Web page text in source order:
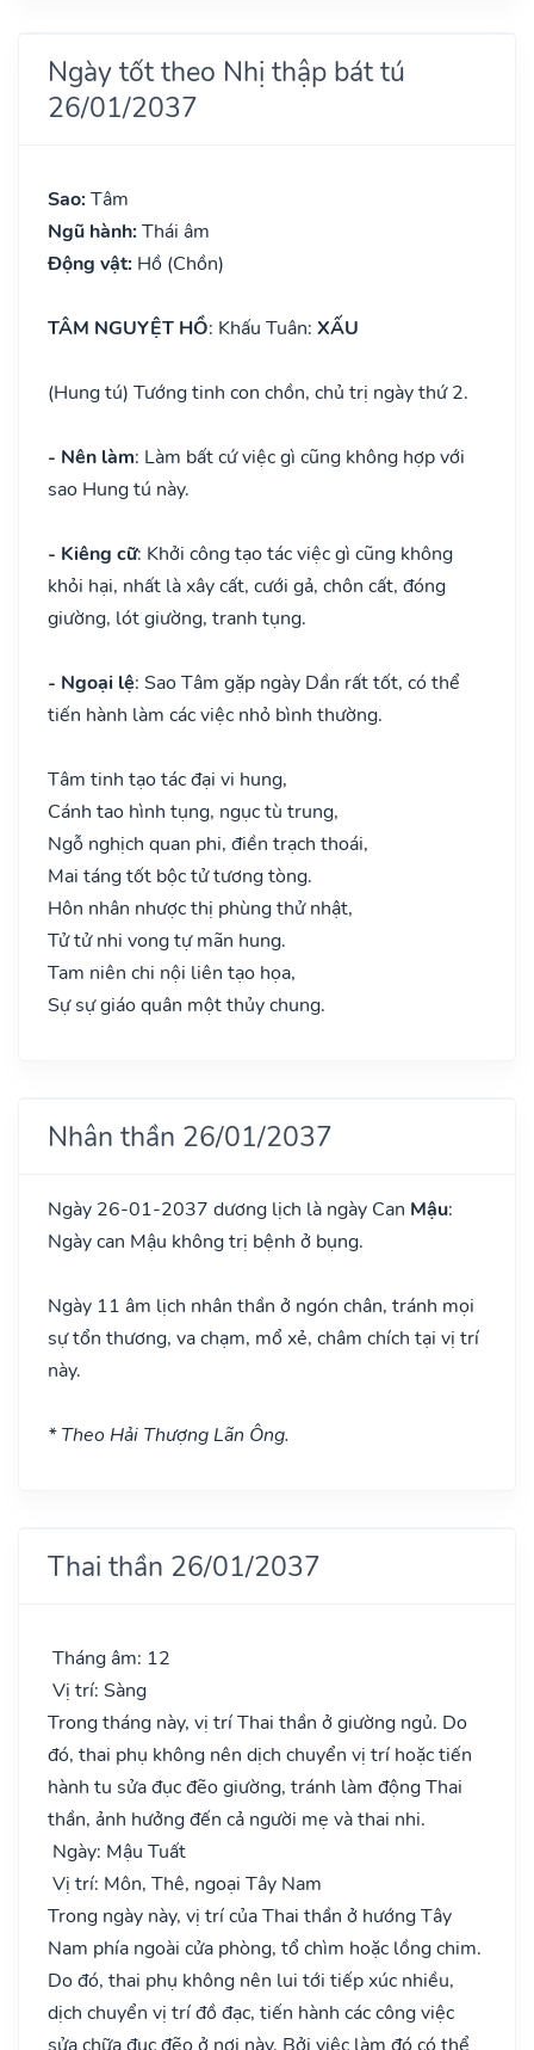
Ngày tốt theo Nhị thập bát tú
26/01/2037
Sao: Tâm
Ngũ hành: Thái âm
Động vật: Hồ (Chồn)
TÂM NGUYỆT HỒ: Khấu Tuân: XẤU
(Hung tú) Tướng tinh con chồn, chủ trị ngày thứ 2.
- Nên làm: Làm bất cứ việc gì cũng không hợp với
sao Hung tú này.
- Kiêng cữ: Khởi công tạo tác việc gì cũng không
khỏi hại, nhất là xây cất, cưới gả, chôn cất, đóng
giường, lót giường, tranh tụng.
- Ngoại lệ: Sao Tâm gặp ngày Dần rất tốt, có thể
tiến hành làm các việc nhỏ bình thường.
Tâm tinh tạo tác đại vi hung,
Cánh tao hình tụng, ngục tù trung,
Ngỗ nghịch quan phi, điền trạch thoái,
Mai táng tốt bộc tử tương tòng.
Hôn nhân nhược thị phùng thử nhật,
Tử tử nhi vong tự mãn hung.
Tam niên chi nội liên tạo họa,
Sự sự giáo quân một thủy chung.
Nhân thần 26/01/2037
Ngày 26-01-2037 dương lịch là ngày Can Mậu:
Ngày can Mậu không trị bệnh ở bụng.
Ngày 11 âm lịch nhân thần ở ngón chân, tránh mọi
sự tổn thương, va chạm, mổ xẻ, châm chích tại vị trí
này.
* Theo Hải Thượng Lãn Ông.
Thai thần 26/01/2037
Tháng âm: 12
Vị trí: Sàng
Trong tháng này, vị trí Thai thần ở giường ngủ. Do
đó, thai phụ không nên dịch chuyển vị trí hoặc tiến
hành tu sửa đục đẽo giường, tránh làm động Thai
thần, ảnh hưởng đến cả người mẹ và thai nhi.
Ngày: Mậu Tuất
Vị trí: Môn, Thê, ngoại Tây Nam
Trong ngày này, vị trí của Thai thần ở hướng Tây
Nam phía ngoài cửa phòng, tổ chìm hoặc lồng chim.
Do đó, thai phụ không nên lui tới tiếp xúc nhiều,
dịch chuyển vị trí đồ đạc, tiến hành các công việc